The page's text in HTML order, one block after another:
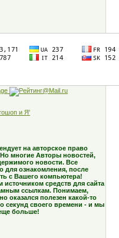
на авторское право
многие Авторы новостей,
новости. Все
для ознакомления, после
с Вашего компьютера!
средств для сайта
ссылкам. Понимаем,
оказался полезен какой-то
секунд своего времени - и мы
больше!